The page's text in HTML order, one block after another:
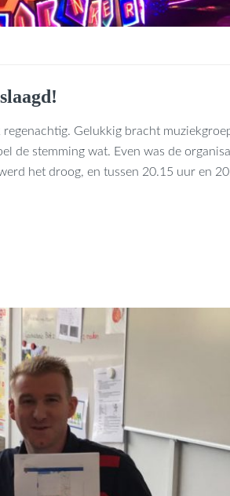
Gelukkig bracht
de stemming wat. Even was de
het droog, en tussen 20.15 uur en